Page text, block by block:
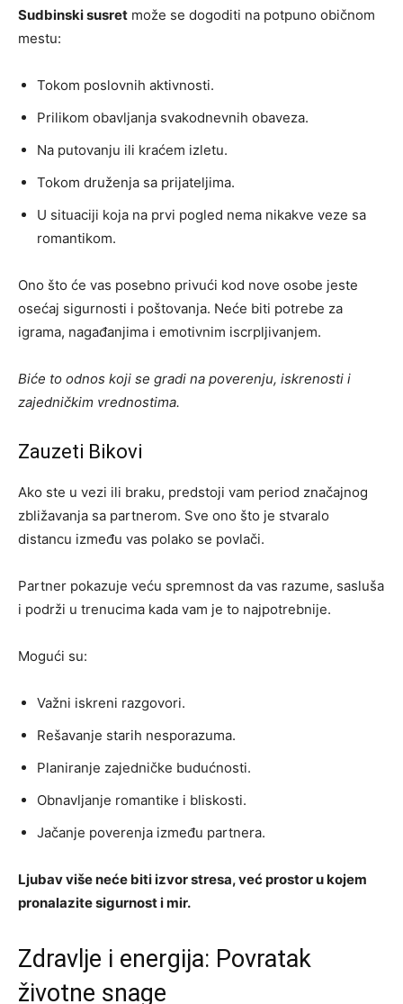
Sudbinski susret može se dogoditi na potpuno običnom
mestu:
Tokom poslovnih aktivnosti.
Prilikom obavljanja svakodnevnih obaveza.
Na putovanju ili kraćem izletu.
Tokom druženja sa prijateljima.
U situaciji koja na prvi pogled nema nikakve veze sa
romantikom.
Ono što će vas posebno privući kod nove osobe jeste
osećaj sigurnosti i poštovanja. Neće biti potrebe za
igrama, nagađanjima i emotivnim iscrpljivanjem.
Biće to odnos koji se gradi na poverenju, iskrenosti i
zajedničkim vrednostima.
Zauzeti Bikovi
Ako ste u vezi ili braku, predstoji vam period značajnog
zbližavanja sa partnerom. Sve ono što je stvaralo
distancu između vas polako se povlači.
Partner pokazuje veću spremnost da vas razume, sasluša
i podrži u trenucima kada vam je to najpotrebnije.
Mogući su:
Važni iskreni razgovori.
Rešavanje starih nesporazuma.
Planiranje zajedničke budućnosti.
Obnavljanje romantike i bliskosti.
Jačanje poverenja između partnera.
Ljubav više neće biti izvor stresa, već prostor u kojem
pronalazite sigurnost i mir.
Zdravlje i energija: Povratak
životne snage